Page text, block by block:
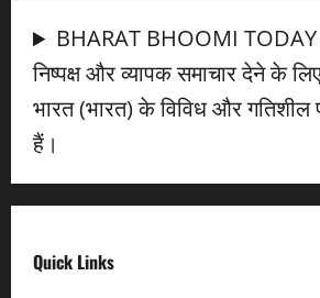
BHARAT BHOOMI
निष्पक्ष और व्यापक समाचार देने के
भारत (भारत) के विविध और गतिशील
हैं।
Quick Links